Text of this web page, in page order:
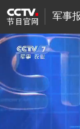
军事